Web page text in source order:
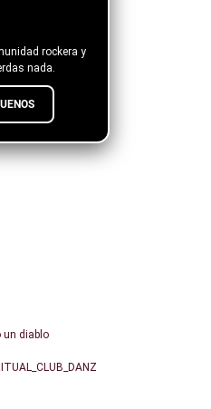
rockera y
nada.
Mix)
- Sonámbulo
un diablo